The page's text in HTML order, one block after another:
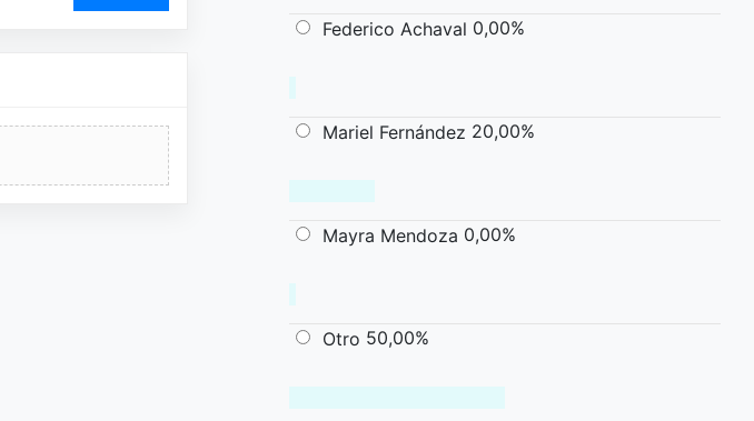
Federico Achaval 0,00%
Mariel Fernández 20,00%
Mayra Mendoza 0,00%
Otro 50,00%